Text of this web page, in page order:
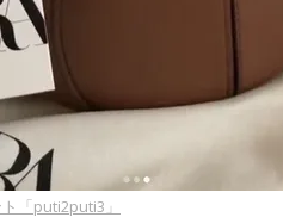
「puti2puti3」